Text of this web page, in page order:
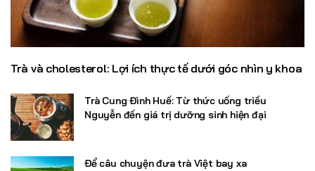
Trà và cholesterol: Lợi ích thực tế dưới góc nhìn y khoa
Trà Cung Đình Huế: Từ thức uống triều
Nguyễn đến giá trị dưỡng sinh hiện đại
Để câu chuyện đưa trà Việt bay xa